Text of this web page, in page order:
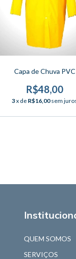
Capa de Chuva PVC
R$48,00
3x de R$16,00sem
QUEM SOMOS
SERVIÇOS